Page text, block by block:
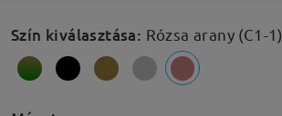
Szín kiválasztása: Rózsa arany (C1-1)